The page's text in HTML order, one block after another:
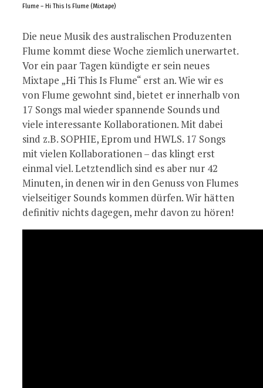
Flume – Hi This Is Flume (Mixtape)
Die neue Musik des australischen Produzenten
Flume kommt diese Woche ziemlich unerwartet.
Vor ein paar Tagen kündigte er sein neues
Mixtape „Hi This Is Flume“ erst an. Wie wir es
von Flume gewohnt sind, bietet er innerhalb von
17 Songs mal wieder spannende Sounds und
viele interessante Kollaborationen. Mit dabei
sind z.B. SOPHIE, Eprom und HWLS. 17 Songs
mit vielen Kollaborationen – das klingt erst
einmal viel. Letztendlich sind es aber nur 42
Minuten, in denen wir in den Genuss von Flumes
vielseitiger Sounds kommen dürfen. Wir hätten
definitiv nichts dagegen, mehr davon zu hören!